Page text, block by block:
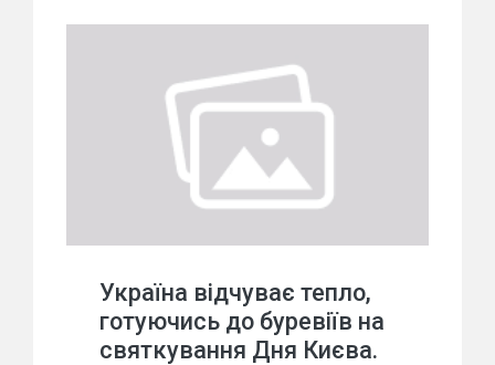
Україна відчуває тепло,
готуючись до буревіїв на
святкування Дня Києва.